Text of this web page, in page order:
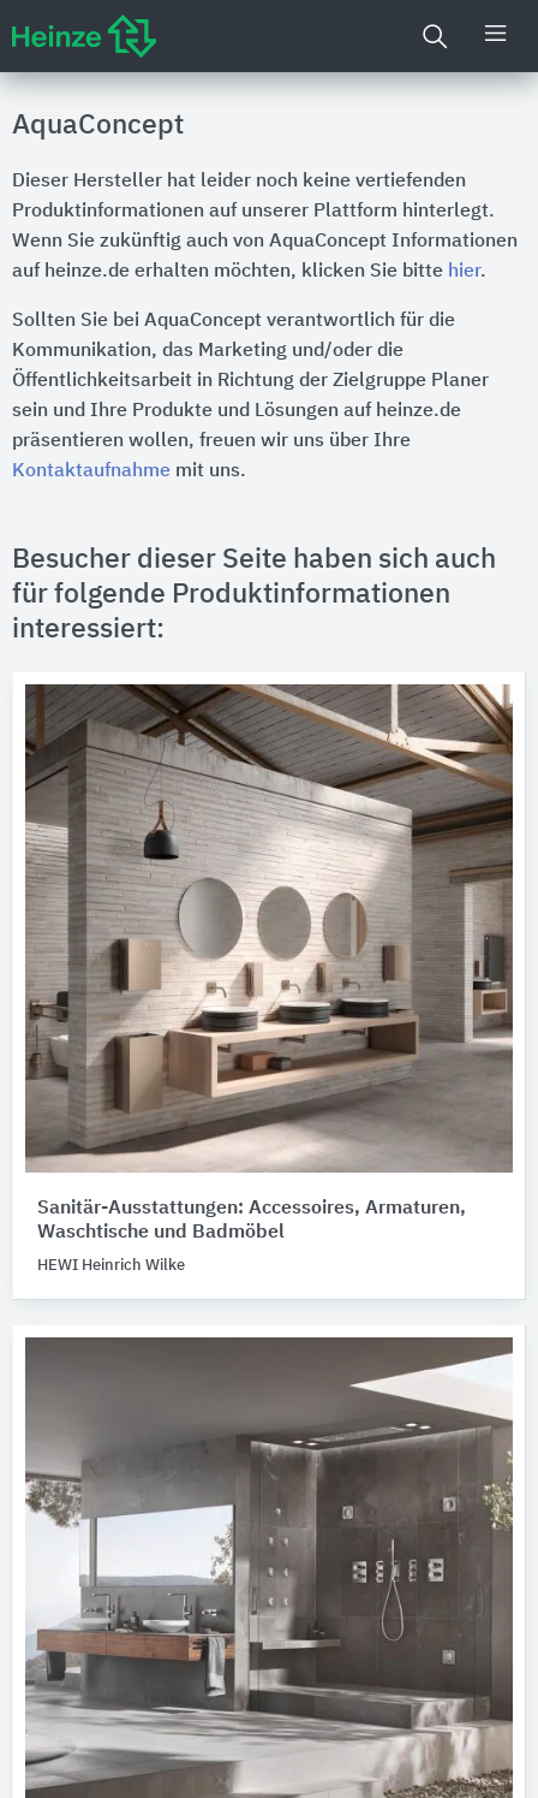
AquaConcept
Dieser Hersteller hat leider noch keine vertiefenden
Produktinformationen auf unserer Plattform hinterlegt.
Wenn Sie zukünftig auch von AquaConcept Informationen
auf heinze.de erhalten möchten, klicken Sie bitte hier.
Sollten Sie bei AquaConcept verantwortlich für die
Kommunikation, das Marketing und/oder die
Öffentlichkeitsarbeit in Richtung der Zielgruppe Planer
sein und Ihre Produkte und Lösungen auf heinze.de
präsentieren wollen, freuen wir uns über Ihre
Kontaktaufnahme mit uns.
Besucher dieser Seite haben sich auch
für folgende Produktinformationen
interessiert:
Sanitär-Ausstattungen: Accessoires, Armaturen,
Waschtische und Badmöbel
HEWI Heinrich Wilke